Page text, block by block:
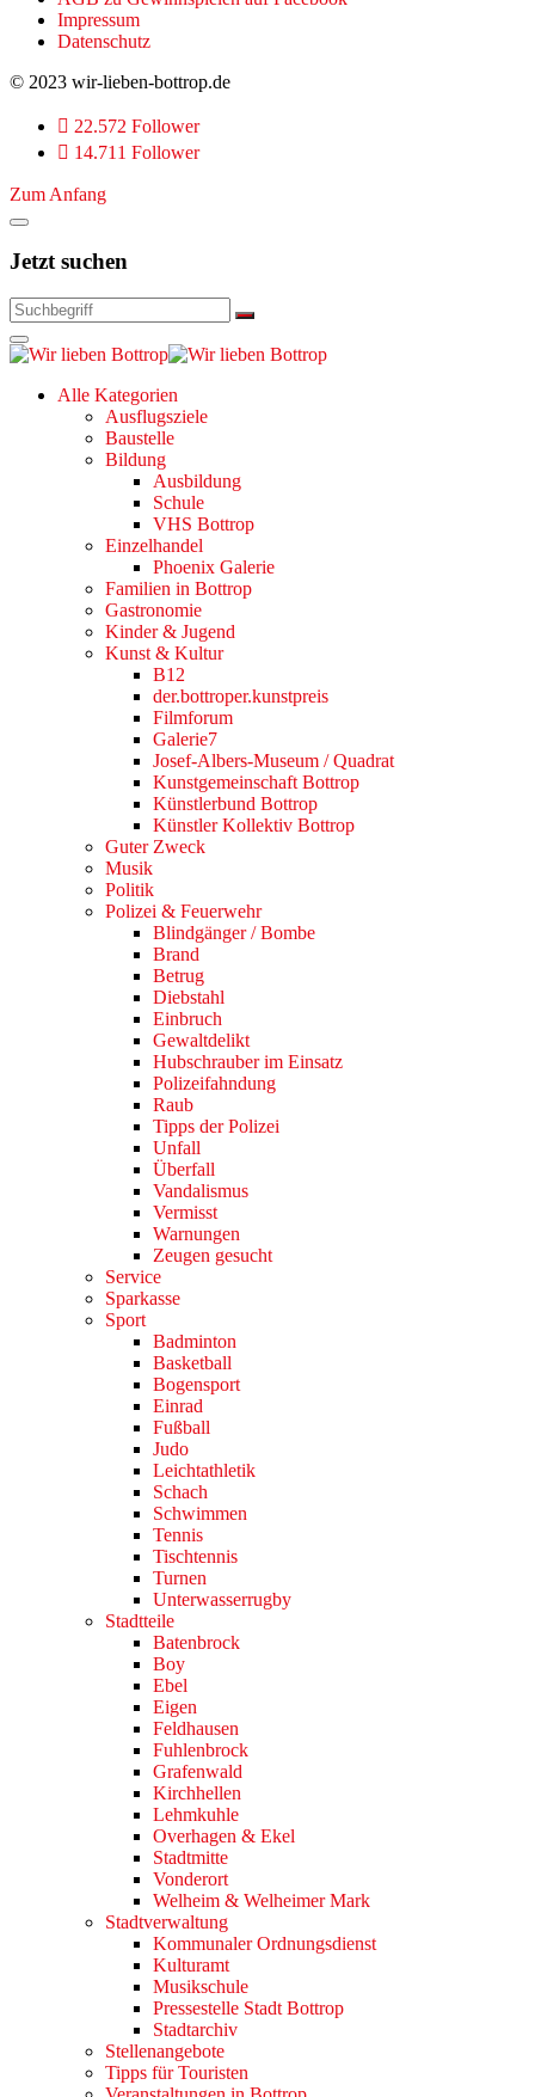
Impressum
Datenschutz
© 2023 wir-lieben-bottrop.de
22.572 Follower
14.711 Follower
Zum Anfang
Jetzt suchen
Alle Kategorien
Ausflugsziele
Baustelle
Bildung
Ausbildung
Schule
VHS Bottrop
Einzelhandel
Phoenix Galerie
Familien in Bottrop
Gastronomie
Kinder & Jugend
Kunst & Kultur
B12
der.bottroper.kunstpreis
Filmforum
Galerie7
Josef-Albers-Museum / Quadrat
Kunstgemeinschaft Bottrop
Künstlerbund Bottrop
Künstler Kollektiv Bottrop
Guter Zweck
Musik
Politik
Polizei & Feuerwehr
Blindgänger / Bombe
Brand
Betrug
Diebstahl
Einbruch
Gewaltdelikt
Hubschrauber im Einsatz
Polizeifahndung
Raub
Tipps der Polizei
Unfall
Überfall
Vandalismus
Vermisst
Warnungen
Zeugen gesucht
Service
Sparkasse
Sport
Badminton
Basketball
Bogensport
Einrad
Fußball
Judo
Leichtathletik
Schach
Schwimmen
Tennis
Tischtennis
Turnen
Unterwasserrugby
Stadtteile
Batenbrock
Boy
Ebel
Eigen
Feldhausen
Fuhlenbrock
Grafenwald
Kirchhellen
Lehmkuhle
Overhagen & Ekel
Stadtmitte
Vonderort
Welheim & Welheimer Mark
Stadtverwaltung
Kommunaler Ordnungsdienst
Kulturamt
Musikschule
Pressestelle Stadt Bottrop
Stadtarchiv
Stellenangebote
Tipps für Touristen